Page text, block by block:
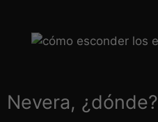
Nevera, ¿dónde?